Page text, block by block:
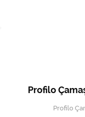
Profilo
Profilo